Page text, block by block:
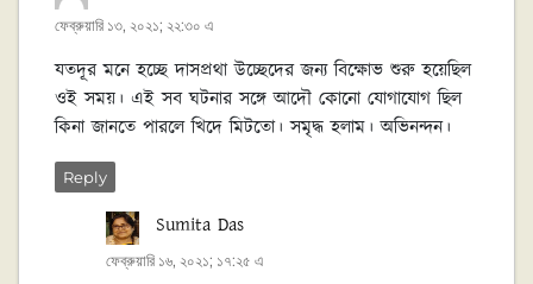
ফেব্রুয়ারি ১৩, ২০২১; ২২:৩০ এ
যতদূর মনে হচ্ছে দাসপ্রথা উচ্ছেদের জন্য বিক্ষোভ শুরু হয়েছিল
ওই সময়। এই সব ঘটনার সঙ্গে আদৌ কোনো যোগাযোগ ছিল
কিনা জানতে পারলে খিদে মিটতো। সমৃদ্ধ হলাম। অভিনন্দন।
Reply
Sumita Das
ফেব্রুয়ারি ১৬, ২০২১; ১৭:২৫ এ